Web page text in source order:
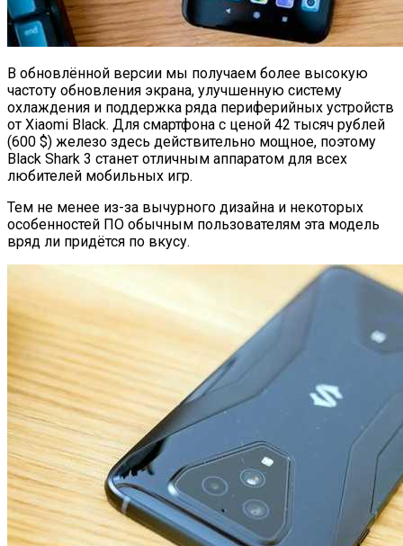
В обновлённой версии мы получаем более высокую
частоту обновления экрана, улучшенную систему
охлаждения и поддержка ряда периферийных устройств
от Xiaomi Black. Для смартфона с ценой 42 тысяч рублей
(600 $) железо здесь действительно мощное, поэтому
Black Shark 3 станет отличным аппаратом для всех
любителей мобильных игр.
Тем не менее из-за вычурного дизайна и некоторых
особенностей ПО обычным пользователям эта модель
вряд ли придётся по вкусу.